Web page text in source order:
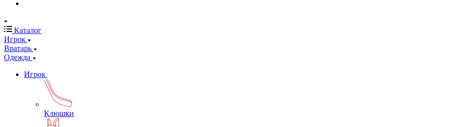
Каталог
Игрок
Вратарь
Одежда
Игрок
Клюшки